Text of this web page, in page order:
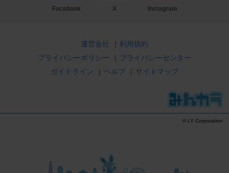
Facebook X Instagram
運営会社 | 利用規約
プライバシーポリシー
| プライバシーセンター
ガイドライン
| ヘルプ | サイトマップ
© LY Corporation